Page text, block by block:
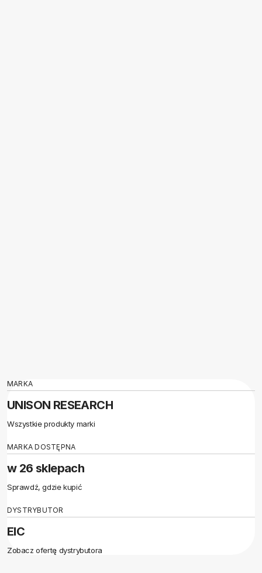
MARKA
UNISON RESEARCH
Wszystkie produkty marki
MARKA DOSTĘPNA
w 26 sklepach
Sprawdź, gdzie kupić
DYSTRYBUTOR
EIC
Zobacz ofertę dystrybutora